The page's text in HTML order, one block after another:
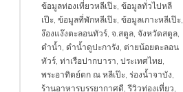
ข้อมูลท่องเที่ยวหลีเป๊ะ, ข้อมูลทั่วไปหลี
เป๊ะ, ข้อมูลที่พักหลีเป๊ะ, ข้อมูลเกาะหลีเป๊ะ,
ง๊องแง๊งตะลอนทัวร์, จ.สตูล, จังหวัดสตูล,
ดำน้ำ, ดำน้ำดูปะการัง, ต่ายน้อยตะลอน
ทัวร์, ท่าเรือปากบารา, ประเทศไทย,
พระอาทิตย์ตก ณ หลีเป๊ะ, ร่องน้ำจาบัง,
ร้านอาหารบรรยากาศดี,รีวิวท่องเที่ยว,